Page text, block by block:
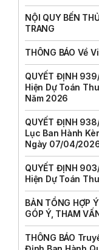
NỘI QUY BẾN
TRANG
THÔNG BÁO Về
QUYẾT ĐỊNH
Hiện Dự Toán
Năm 2026
QUYẾT ĐỊNH
Lục Ban Hành
Ngày 07/04/
QUYẾT ĐỊNH
Hiện Dự Toán
BẢN TỔNG HỢP
GÓP Ý, THAM
THÔNG BÁO